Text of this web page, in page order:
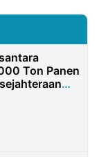
Ton Panen